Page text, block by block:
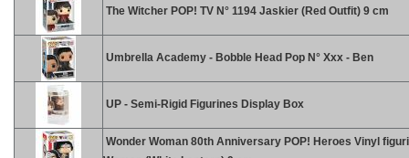
The Witcher POP! TV N° 1194 Jaskier (Red Outfit) 9 cm
Umbrella Academy - Bobble Head Pop N° Xxx - Ben
UP - Semi-Rigid Figurines Display Box
Wonder Woman 80th Anniversary POP! Heroes Vinyl